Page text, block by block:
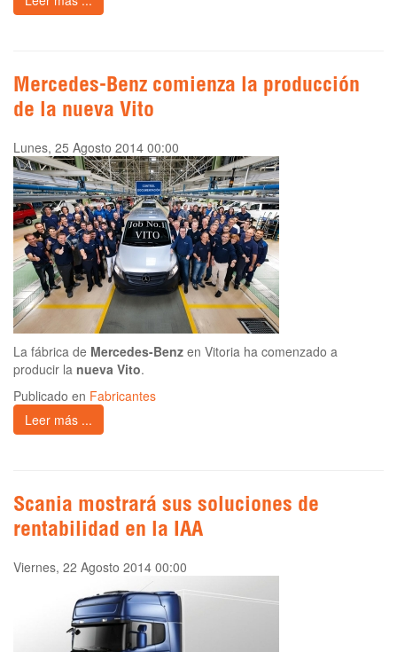
Mercedes-Benz comienza la producción
de la nueva Vito
Lunes, 25 Agosto 2014 00:00
La fábrica de Mercedes-Benz en Vitoria ha comenzado a
producir la nueva Vito.
Publicado en Fabricantes
Leer más ...
Scania mostrará sus soluciones de
rentabilidad en la IAA
Viernes, 22 Agosto 2014 00:00